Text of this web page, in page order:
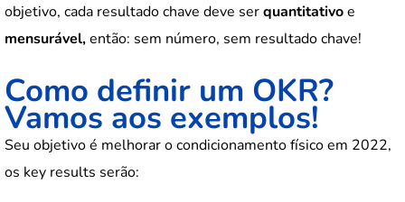
objetivo, cada resultado chave deve serquantitativoe
mensurável,então: sem número, sem resultado chave!
Como definir um OKR?
Vamos aos exemplos!
Seu objetivo é melhorar o condicionamento físico em 2022,
os key results serão: